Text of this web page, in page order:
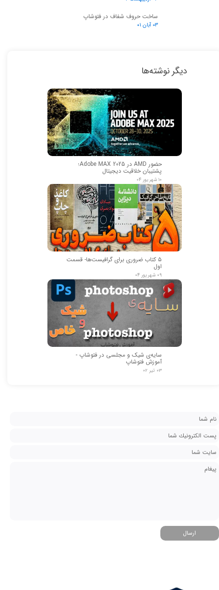
ساخت حروف شفاف در فتوشاپ
۰۳ آبان ۰۱
دیگر نوشته‌ها
حضور AMD در Adobe MAX 2025؛
پشتیبان خلاقیت دیجیتال
۱۰ شهریور ۰۴
۵ کتاب ضروری برای گرافیست‌ها- قسمت
اول
۰۹ شهریور ۰۴
سایه‌ی شیک و مجلسی در فتوشاپ -
آموزش فتوشاپ
۰۳ تیر ۰۲
ارسال